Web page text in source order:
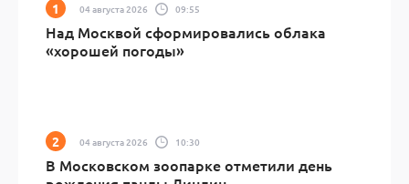
04 августа 2026 09:55
Над Москвой сформировались облака
«хорошей погоды»
04 августа 2026 10:30
В Московском зоопарке отметили день